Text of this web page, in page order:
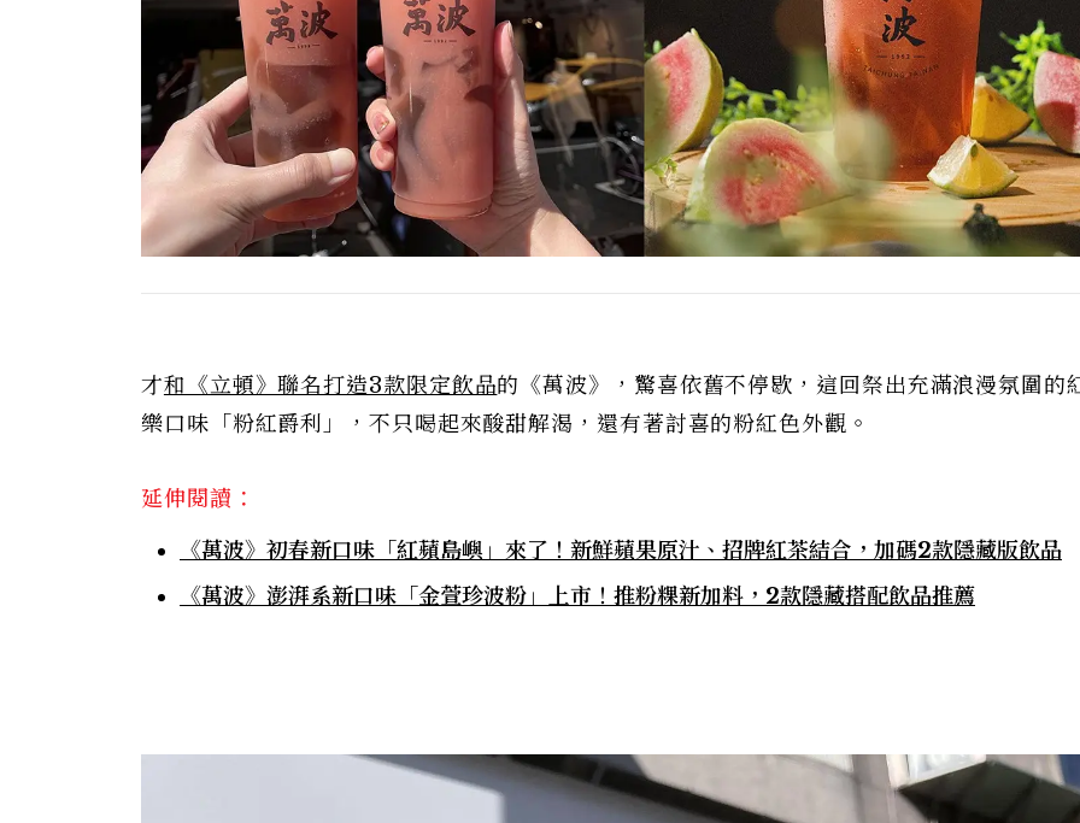
才和《立頓》聯名打造3款限定飲品的《萬波》，驚喜依舊不停歇，這回祭出充滿浪漫氛圍的
樂口味「粉紅爵利」，不只喝起來酸甜解渴，還有著討喜的粉紅色外觀。
延伸閱讀：
《萬波》初春新口味「紅蘋島嶼」來了！新鮮蘋果原汁、招牌紅茶結合，加碼2款隱藏版飲品
《萬波》澎湃系新口味「金萱珍波粉」上市！推粉粿新加料，2款隱藏搭配飲品推薦